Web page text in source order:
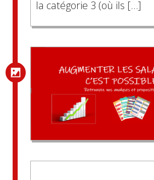
la catégorie 3 (où ils […]